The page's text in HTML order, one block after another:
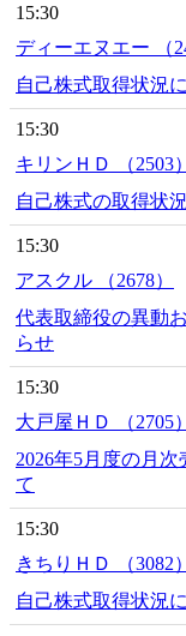
15:30
ディーエヌエー （
自己株式取得状況
15:30
キリンＨＤ （2503）
自己株式の取得状
15:30
アスクル （2678）
代表取締役の異動
らせ
15:30
大戸屋ＨＤ （2705）
2026年5月度の月
て
15:30
きちりＨＤ （3082）
自己株式取得状況